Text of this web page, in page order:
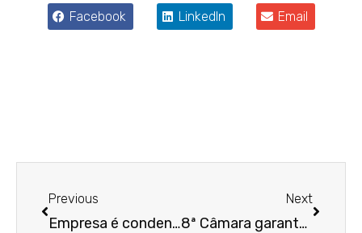
Facebook LinkedIn Email
Previous
Empresa é condenada por demissão via videochamada
Next
8ª Câmara garante continuidade de processo após adesão a Programa de Demissão Voluntária